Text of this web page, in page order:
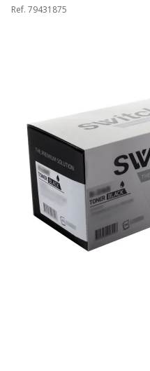
Ref. 79431875